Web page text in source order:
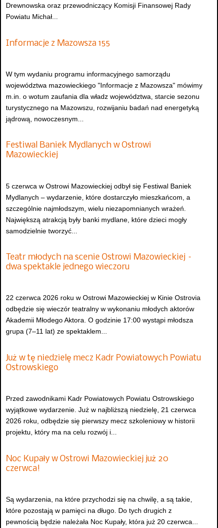
Drewnowska oraz przewodniczący Komisji Finansowej Rady
Powiatu Michał...
Informacje z Mazowsza 155
W tym wydaniu programu informacyjnego samorządu
województwa mazowieckiego "Informacje z Mazowsza" mówimy
m.in. o wotum zaufania dla władz województwa, starcie sezonu
turystycznego na Mazowszu, rozwijaniu badań nad energetyką
jądrową, nowoczesnym...
Festiwal Baniek Mydlanych w Ostrowi
Mazowieckiej
5 czerwca w Ostrowi Mazowieckiej odbył się Festiwal Baniek
Mydlanych – wydarzenie, które dostarczyło mieszkańcom, a
szczególnie najmłodszym, wielu niezapomnianych wrażeń.
Największą atrakcją były banki mydlane, które dzieci mogły
samodzielnie tworzyć...
Teatr młodych na scenie Ostrowi Mazowieckiej –
dwa spektakle jednego wieczoru
22 czerwca 2026 roku w Ostrowi Mazowieckiej w Kinie Ostrovia
odbędzie się wieczór teatralny w wykonaniu młodych aktorów
Akademii Młodego Aktora. O godzinie 17:00 wystąpi młodsza
grupa (7–11 lat) ze spektaklem...
Już w tę niedzielę mecz Kadr Powiatowych Powiatu
Ostrowskiego
Przed zawodnikami Kadr Powiatowych Powiatu Ostrowskiego
wyjątkowe wydarzenie. Już w najbliższą niedzielę, 21 czerwca
2026 roku, odbędzie się pierwszy mecz szkoleniowy w historii
projektu, który ma na celu rozwój i...
Noc Kupały w Ostrowi Mazowieckiej już 20
czerwca!
Są wydarzenia, na które przychodzi się na chwilę, a są takie,
które pozostają w pamięci na długo. Do tych drugich z
pewnością będzie należała Noc Kupały, która już 20 czerwca...